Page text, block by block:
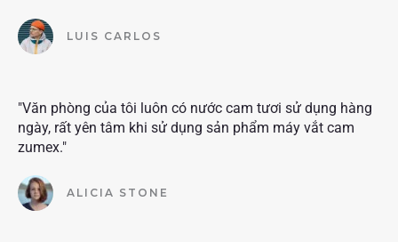
LUIS CARLOS
"Văn phòng của tôi luôn có nước cam tươi sử dụng hàng
ngày, rất yên tâm khi sử dụng sản phẩm máy vắt cam
zumex."
ALICIA STONE